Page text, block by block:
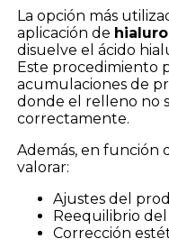
La opción más
aplicación de
disuelve el ácido
Este procedimiento
acumulaciones de
donde el relleno no
correctamente.
Además, en función
valorar:
Ajustes del
Reequilibrio
Corrección